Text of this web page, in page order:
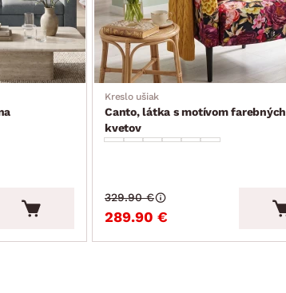
Kreslo ušiak
Canto, látka s motívom farebných
kvetov
289.90 €
329.90 €